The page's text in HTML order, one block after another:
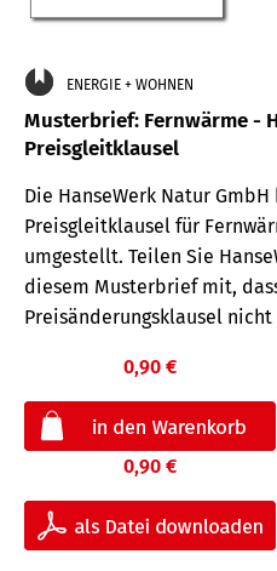
ENERGIE + WOHNEN
Musterbrief: Fernwärme -
Preisgleitklausel
Die HanseWerk Natur
Preisgleitklausel für
umgestellt. Teilen Sie
diesem Musterbrief mit,
Preisänderungsklausel
0,90 €
0,90 €